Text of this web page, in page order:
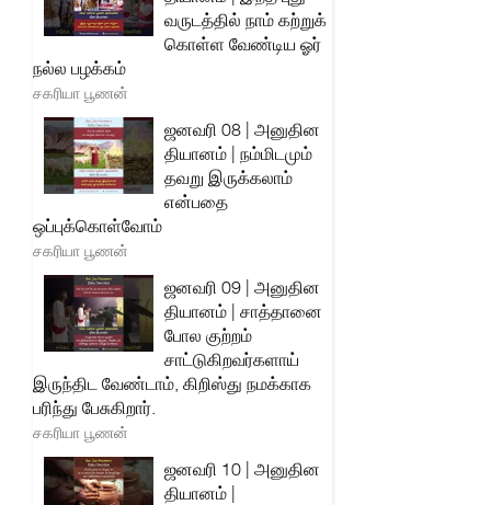
வருடத்தில் நாம் கற்றுக்
கொள்ள வேண்டிய ஓர்
நல்ல பழக்கம்
சகரியா பூணன்
ஜனவரி 08 | அனுதின
தியானம் | நம்மிடமும்
தவறு இருக்கலாம்
என்பதை
ஒப்புக்கொள்வோம்
சகரியா பூணன்
ஜனவரி 09 | அனுதின
தியானம் | சாத்தானை
போல குற்றம்
சாட்டுகிறவர்களாய்
இருந்திட வேண்டாம், கிறிஸ்து நமக்காக
பரிந்து பேசுகிறார்.
சகரியா பூணன்
ஜனவரி 10 | அனுதின
தியானம் |